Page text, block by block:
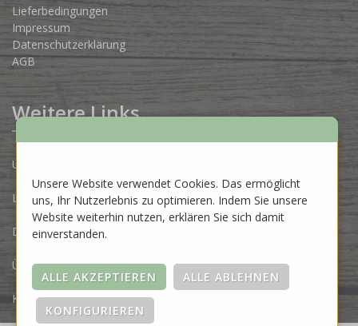
Lieferbedingungen
Impressum
Datenschutzerklärung
AGB
Weitere Links
Unsere Produzenten
Lose Ware Konzept
Dein Eigenlabel
Über uns
Kontakt
Unsere Website verwendet Cookies. Das ermöglicht
uns, Ihr Nutzerlebnis zu optimieren. Indem Sie unsere
Website weiterhin nutzen, erklären Sie sich damit
einverstanden.